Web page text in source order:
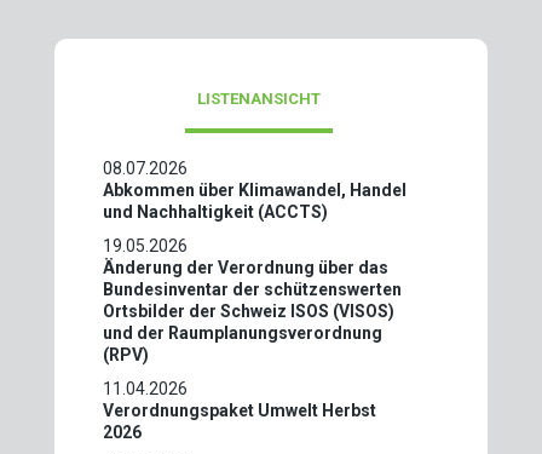
LISTENANSICHT
08.07.2026
Abkommen über Klimawandel, Handel
und Nachhaltigkeit (ACCTS)
19.05.2026
Änderung der Verordnung über das
Bundesinventar der schützenswerten
Ortsbilder der Schweiz ISOS (VISOS)
und der Raumplanungsverordnung
(RPV)
11.04.2026
Verordnungspaket Umwelt Herbst
2026